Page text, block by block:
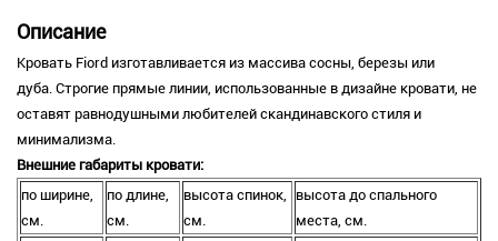
Описание
Кровать Fiord изготавливается из массива сосны, березы или
дуба. Строгие прямые линии, использованные в дизайне кровати, не
оставят равнодушными любителей скандинавского стиля и
минимализма.
Внешние габариты кровати:
по ширине,
см.
по длине,
см.
высота спинок,
см.
высота до спального
места, см.